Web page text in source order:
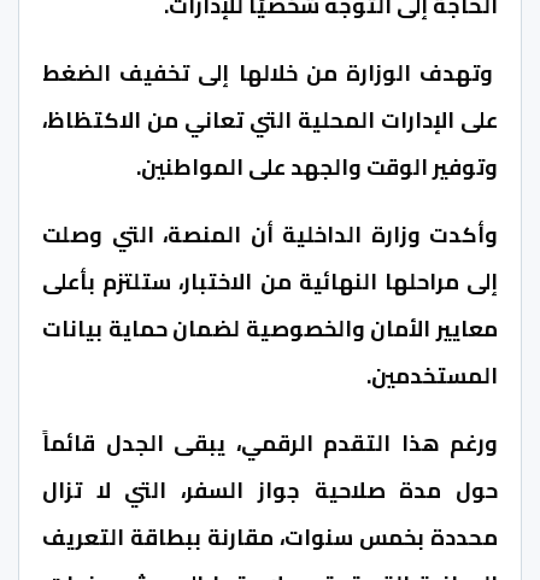
وتهدف الوزارة من خلالها إلى تخفيف الضغط
على الإدارات المحلية التي تعاني من الاكتظاظ،
وتوفير الوقت والجهد على المواطنين.
وأكدت وزارة الداخلية أن المنصة، التي وصلت
إلى مراحلها النهائية من الاختبار، ستلتزم بأعلى
معايير الأمان والخصوصية لضمان حماية بيانات
المستخدمين.
ورغم هذا التقدم الرقمي، يبقى الجدل قائماً
حول مدة صلاحية جواز السفر، التي لا تزال
محددة بخمس سنوات، مقارنة ببطاقة التعريف